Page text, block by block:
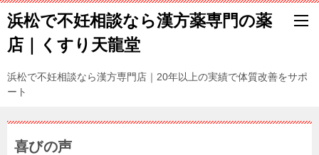
浜松で不妊相談なら漢方薬専門の薬
店｜くすり天龍堂
浜松で不妊相談なら漢方専門店｜20年以上の実績で体質改善をサポ
ート
喜びの声